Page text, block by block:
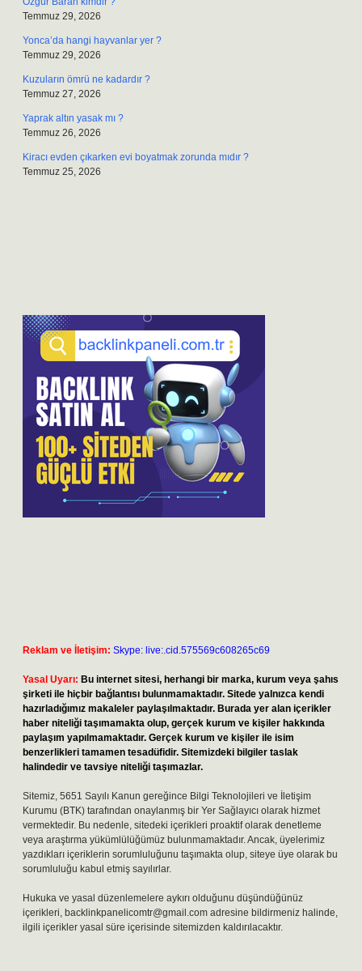
Temmuz 29, 2026
Yonca’da hangi hayvanlar yer ?
Temmuz 29, 2026
Kuzuların ömrü ne kadardır ?
Temmuz 27, 2026
Yaprak altın yasak mı ?
Temmuz 26, 2026
Kiracı evden çıkarken evi boyatmak zorunda mıdır ?
Temmuz 25, 2026
Reklam ve İletişim: Skype: live:.cid.575569c608265c69
Yasal Uyarı: Bu internet sitesi, herhangi bir marka, kurum veya şahıs
şirketi ile hiçbir bağlantısı bulunmamaktadır. Sitede yalnızca kendi
hazırladığımız makaleler paylaşılmaktadır. Burada yer alan içerikler
haber niteliği taşımamakta olup, gerçek kurum ve kişiler hakkında
paylaşım yapılmamaktadır. Gerçek kurum ve kişiler ile isim
benzerlikleri tamamen tesadüfidir. Sitemizdeki bilgiler taslak
halindedir ve tavsiye niteliği taşımazlar.
Sitemiz, 5651 Sayılı Kanun gereğince Bilgi Teknolojileri ve İletişim
Kurumu (BTK) tarafından onaylanmış bir Yer Sağlayıcı olarak hizmet
vermektedir. Bu nedenle, sitedeki içerikleri proaktif olarak denetleme
veya araştırma yükümlülüğümüz bulunmamaktadır. Ancak, üyelerimiz
yazdıkları içeriklerin sorumluluğunu taşımakta olup, siteye üye olarak bu
sorumluluğu kabul etmiş sayılırlar.
Hukuka ve yasal düzenlemelere aykırı olduğunu düşündüğünüz
içerikleri, backlinkpanelicomtr@gmail.com adresine bildirmeniz halinde,
ilgili içerikler yasal süre içerisinde sitemizden kaldırılacaktır.